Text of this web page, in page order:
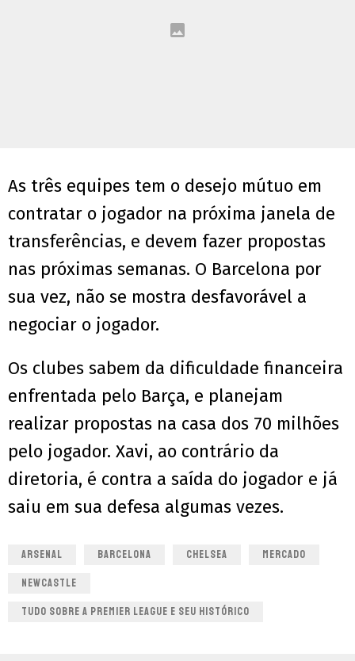
As três equipes tem o desejo mútuo em
contratar o jogador na próxima janela de
transferências, e devem fazer propostas
nas próximas semanas. O Barcelona por
sua vez, não se mostra desfavorável a
negociar o jogador.
Os clubes sabem da dificuldade financeira
enfrentada pelo Barça, e planejam
realizar propostas na casa dos 70 milhões
pelo jogador. Xavi, ao contrário da
diretoria, é contra a saída do jogador e já
saiu em sua defesa algumas vezes.
ARSENAL BARCELONA CHELSEA MERCADO
NEWCASTLE
TUDO SOBRE A PREMIER LEAGUE E SEU HISTÓRICO